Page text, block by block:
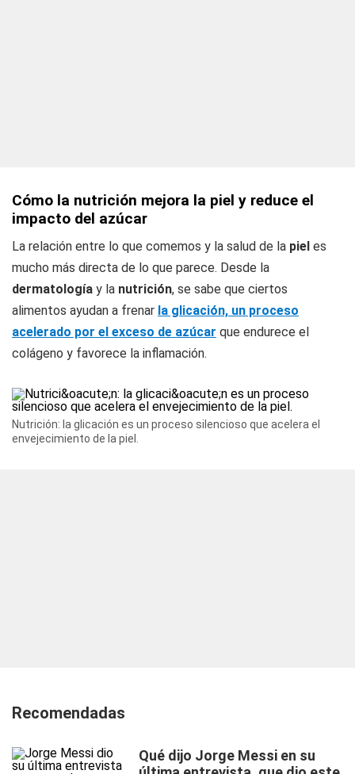
Cómo la nutrición mejora la piel y reduce el
impacto del azúcar
La relación entre lo que comemos y la salud de la piel es
mucho más directa de lo que parece. Desde la
dermatología y la nutrición, se sabe que ciertos
alimentos ayudan a frenar la glicación, un proceso
acelerado por el exceso de azúcar que endurece el
colágeno y favorece la inflamación.
Nutrición: la glicación es un proceso silencioso que acelera el
envejecimiento de la piel.
Recomendadas
Qué dijo Jorge Messi en su